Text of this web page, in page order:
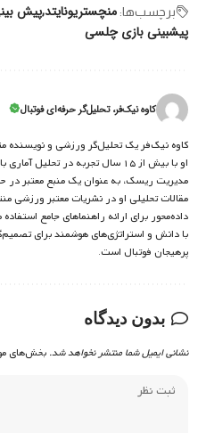
برچسب‌‌ها: منچستریونایتدپیش
پیشبینی بازی چلسی
کاوه نیک‌فر، تحلیل‌گر حرفه‌ای فوتبال
کاوه نیک‌فر یک تحلیل‌گر ورزشی و
او با بیش از ۱۵ سال تجربه در
مدیریت ریسک، به عنوان یک منبع معتبر در
مقالات تحلیلی او در نشریات معتبر ورزشی
داده‌محور برای ارائه راهنماهای جامع
با دانش و استراتژی‌های هوشمند برای
پرهیجان فوتبال است.
بدون دیدگاه
نشانی ایمیل شما منتشر نخواهد شد. بخش‌های